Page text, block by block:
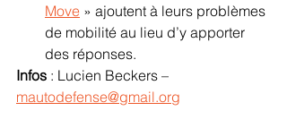
Move » ajoutent à leurs problèmes
de mobilité au lieu d’y apporter
des réponses.
Infos : Lucien Beckers –
mautodefense@gmail.org